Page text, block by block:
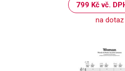
799 Kč vč.
na dotaz